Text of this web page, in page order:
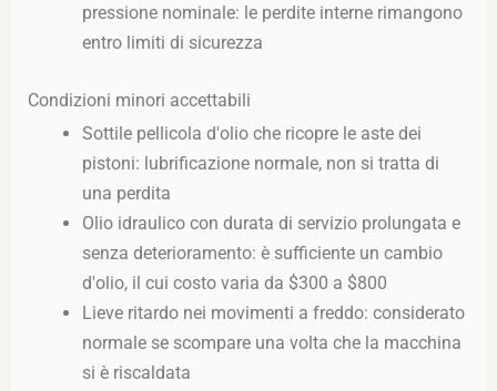
pressione nominale: le perdite interne rimangono
entro limiti di sicurezza
Condizioni minori accettabili
Sottile pellicola d'olio che ricopre le aste dei
pistoni: lubrificazione normale, non si tratta di
una perdita
Olio idraulico con durata di servizio prolungata e
senza deterioramento: è sufficiente un cambio
d'olio, il cui costo varia da $300 a $800
Lieve ritardo nei movimenti a freddo: considerato
normale se scompare una volta che la macchina
si è riscaldata